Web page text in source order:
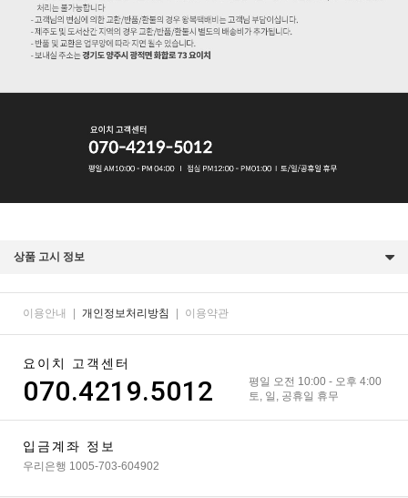
상품 고시 정보
이용안내 개인정보처리방침 이용약관
요이치 고객센터
070.4219.5012
평일 오전 10:00 - 오후 4:00
토, 일, 공휴일 휴무
입금계좌 정보
우리은행 1005-703-604902